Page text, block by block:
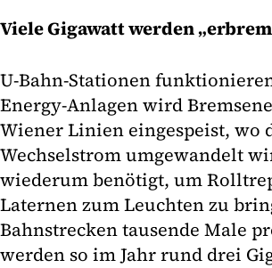
Viele Gigawatt werden
U-Bahn-Stationen
Energy-Anlagen wird
Wiener Linien eingespeist, wo
Wechselstrom umgewandelt
wiederum benötigt, um
Laternen zum Leuchten zu
Bahnstrecken tausende Male
werden so im Jahr rund drei